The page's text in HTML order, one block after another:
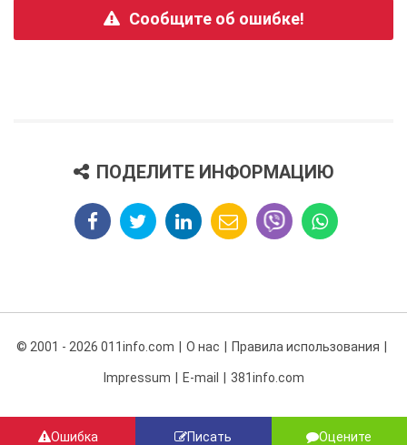
Сообщите об ошибке!
ПОДЕЛИТЕ ИНФОРМАЦИЮ
Ошибка Писать Оцените
© 2001 - 2026 011info.com О нас Правила использования
Impressum E-mail 381info.com